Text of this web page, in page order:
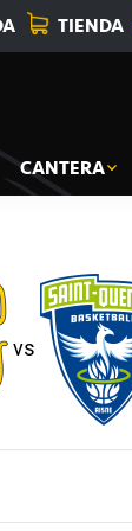
TIENDA
CANTERA
vs